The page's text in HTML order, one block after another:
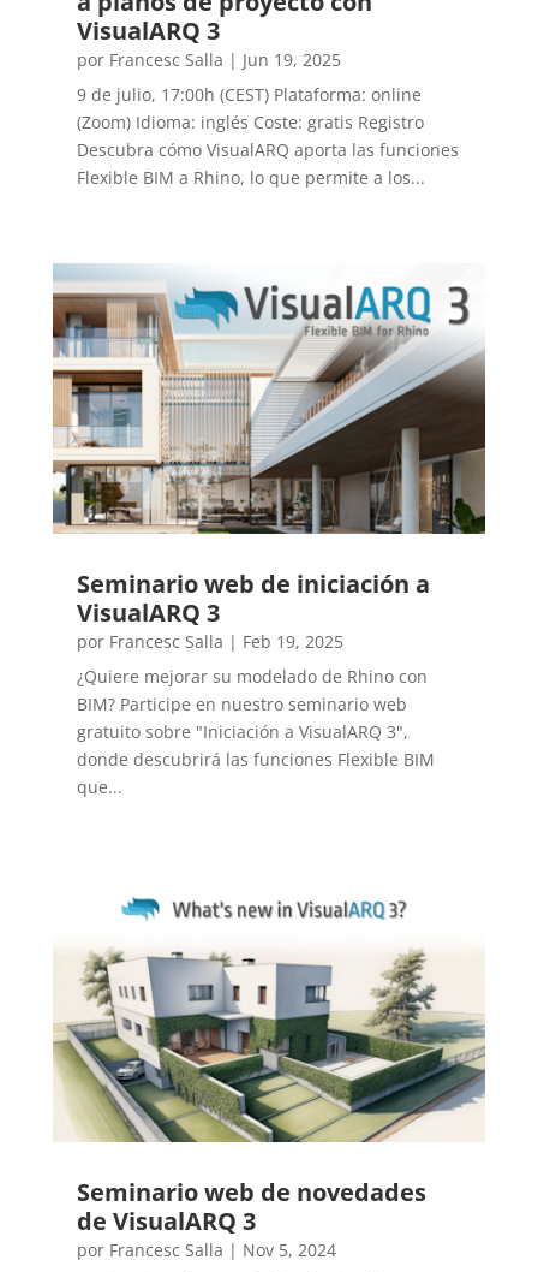
VisualARQ 3
por Francesc Salla | Jun 19, 2025
9 de julio, 17:00h (CEST) Plataforma: online
(Zoom) Idioma: inglés Coste: gratis Registro
Descubra cómo VisualARQ aporta las funciones
Flexible BIM a Rhino, lo que permite a los...
Seminario web de iniciación a
VisualARQ 3
por Francesc Salla | Feb 19, 2025
¿Quiere mejorar su modelado de Rhino con
BIM? Participe en nuestro seminario web
gratuito sobre "Iniciación a VisualARQ 3",
donde descubrirá las funciones Flexible BIM
que...
Seminario web de novedades
de VisualARQ 3
por Francesc Salla | Nov 5, 2024